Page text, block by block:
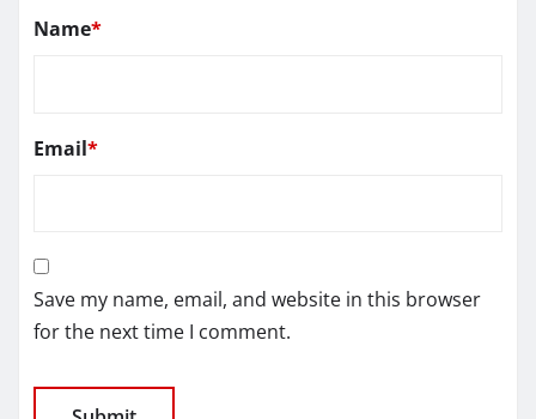
Name*
Email*
Save my name, email, and website in this browser
for the next time I comment.